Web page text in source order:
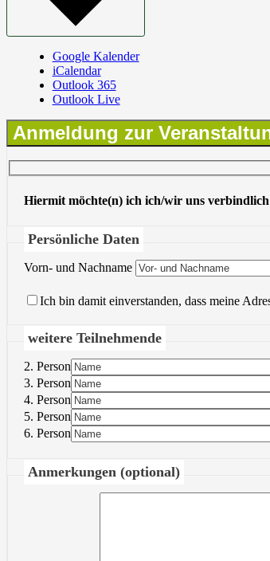
Google Kalender
iCalendar
Outlook 365
Outlook Live
Anmeldung zur
Hiermit möchte(n) ich ich/wir uns
Persönliche Daten
Vorn- und Nachname
Ich bin damit einverstanden, dass meine
weitere Teilnehmende
2. Person
3. Person
4. Person
5. Person
6. Person
Anmerkungen (optional)